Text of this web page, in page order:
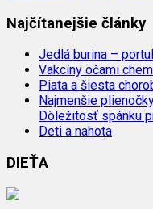
Najčítanejšie články
Jedlá burina –
Vakcíny očami
Piata a šiesta
Najmenšie
Dôležitosť spánku
Deti a nahota
DIEŤA